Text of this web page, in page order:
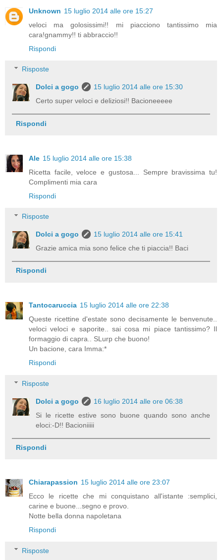
Unknown 15 luglio 2014 alle ore 15:27
veloci ma golosissimi!! mi piacciono tantissimo mia
cara!gnammy!! ti abbraccio!!
Rispondi
Risposte
Dolci a gogo
15 luglio 2014 alle ore 15:30
Certo super veloci e deliziosi!! Bacioneeeee
Rispondi
Ale 15 luglio 2014 alle ore 15:38
Ricetta facile, veloce e gustosa... Sempre bravissima tu!
Complimenti mia cara
Rispondi
Risposte
Dolci a gogo
15 luglio 2014 alle ore 15:41
Grazie amica mia sono felice che ti piaccia!! Baci
Rispondi
Tantocaruccia 15 luglio 2014 alle ore 22:38
Queste ricettine d'estate sono decisamente le benvenute..
veloci veloci e saporite.. sai cosa mi piace tantissimo? Il
formaggio di capra.. SLurp che buono!
Un bacione, cara Imma:*
Rispondi
Risposte
Dolci a gogo
16 luglio 2014 alle ore 06:38
Si le ricette estive sono buone quando sono anche
eloci:-D!! Bacioniiiii
Rispondi
Chiarapassion 15 luglio 2014 alle ore 23:07
Ecco le ricette che mi conquistano all'istante :semplici,
carine e buone...segno e provo.
Notte bella donna napoletana
Rispondi
Risposte